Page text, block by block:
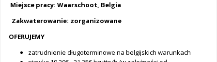
Miejsce pracy: Waarschoot, Belgia
Zakwaterowanie: zorganizowane
OFERUJEMY
zatrudnienie długoterminowe na belgijskich warunkach